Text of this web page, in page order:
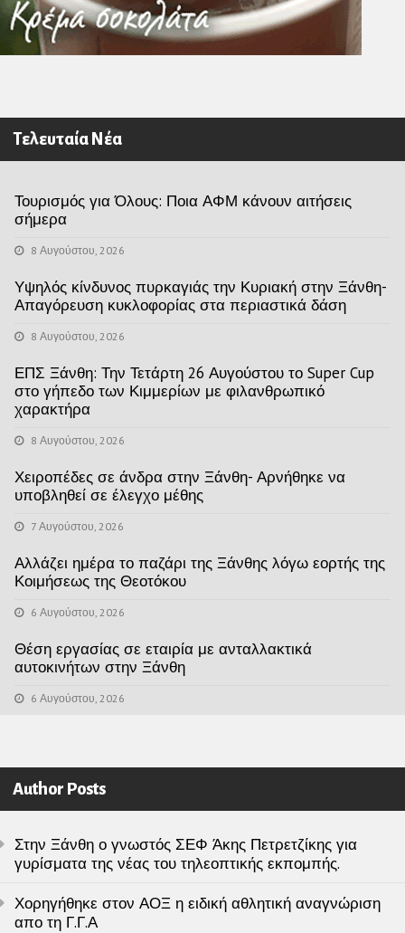
Τελευταία Νέα
Τουρισμός για Όλους: Ποια ΑΦΜ κάνουν αιτήσεις
σήμερα
8 Αυγούστου, 2026
Υψηλός κίνδυνος πυρκαγιάς την Κυριακή στην Ξάνθη-
Απαγόρευση κυκλοφορίας στα περιαστικά δάση
8 Αυγούστου, 2026
ΕΠΣ Ξάνθη: Την Τετάρτη 26 Αυγούστου το Super Cup
στο γήπεδο των Κιμμερίων με φιλανθρωπικό
χαρακτήρα
8 Αυγούστου, 2026
Χειροπέδες σε άνδρα στην Ξάνθη- Αρνήθηκε να
υποβληθεί σε έλεγχο μέθης
7 Αυγούστου, 2026
Αλλάζει ημέρα το παζάρι της Ξάνθης λόγω εορτής της
Κοιμήσεως της Θεοτόκου
6 Αυγούστου, 2026
Θέση εργασίας σε εταιρία με ανταλλακτικά
αυτοκινήτων στην Ξάνθη
6 Αυγούστου, 2026
Author Posts
Στην Ξάνθη ο γνωστός ΣΕΦ Άκης Πετρετζίκης για
γυρίσματα της νέας του τηλεοπτικής εκπομπής.
Χορηγήθηκε στον ΑΟΞ η ειδική αθλητική αναγνώριση
απο τη Γ.Γ.Α